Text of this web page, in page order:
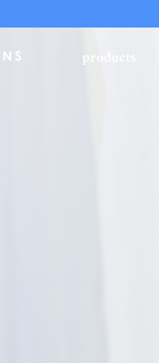
products